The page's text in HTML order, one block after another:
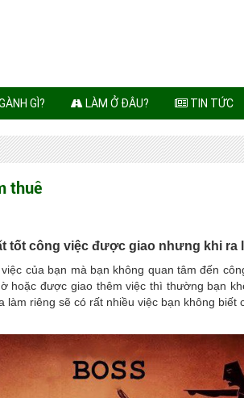
GÌ? LÀM Ở ĐÂU? TIN TỨC
thuê
tốt công việc được giao nhưng khi ra
của bạn mà bạn không quan tâm đến
hoặc được giao thêm việc thì thường bạn
riêng sẽ có rất nhiều việc bạn không biết